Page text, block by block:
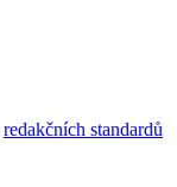
redakčních standardů